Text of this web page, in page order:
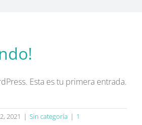
Sucursales
Contacto
Esta es tu primera entrada.
2021 | Sin categoría | 1